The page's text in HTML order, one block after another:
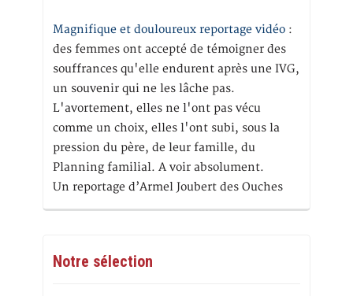
Magnifique et douloureux reportage vidéo :
des femmes ont accepté de témoigner des
souffrances qu'elle endurent après une IVG,
un souvenir qui ne les lâche pas.
L'avortement, elles ne l'ont pas vécu
comme un choix, elles l'ont subi, sous la
pression du père, de leur famille, du
Planning familial. A voir absolument.
Un reportage d’Armel Joubert des Ouches
Notre sélection